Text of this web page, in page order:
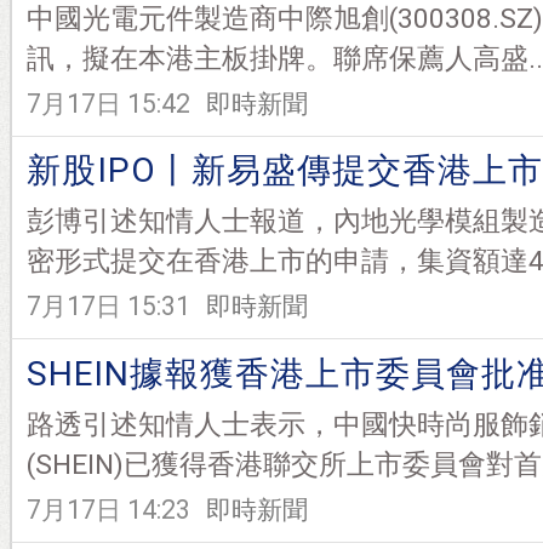
中國光電元件製造商中際旭創
訊，擬在本港主板掛牌。聯席保薦人高盛
7月17日 15:42 即時新聞
新股IPO丨新易盛傳提交香港上
彭博引述知情人士報道，內地光學模組製
密形式提交在香港上市的申請，集資額達
7月17日 15:31 即時新聞
SHEIN據報獲香港上市委員會批
路透引述知情人士表示，中國快時尚服飾
(SHEIN)已獲得香港聯交所上市委員會對
7月17日 14:23 即時新聞